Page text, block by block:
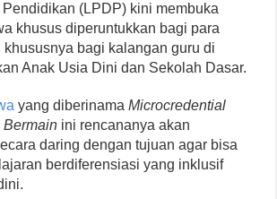
(LPDP) kini membuka
khusus diperuntukkan bagi para
bagi kalangan guru di
Anak Usia Dini dan Sekolah Dasar.
yang diberinamaMicrocredential
Bermain ini rencananya akan
daring dengan tujuan agar bisa
berdiferensiasi yang inklusif